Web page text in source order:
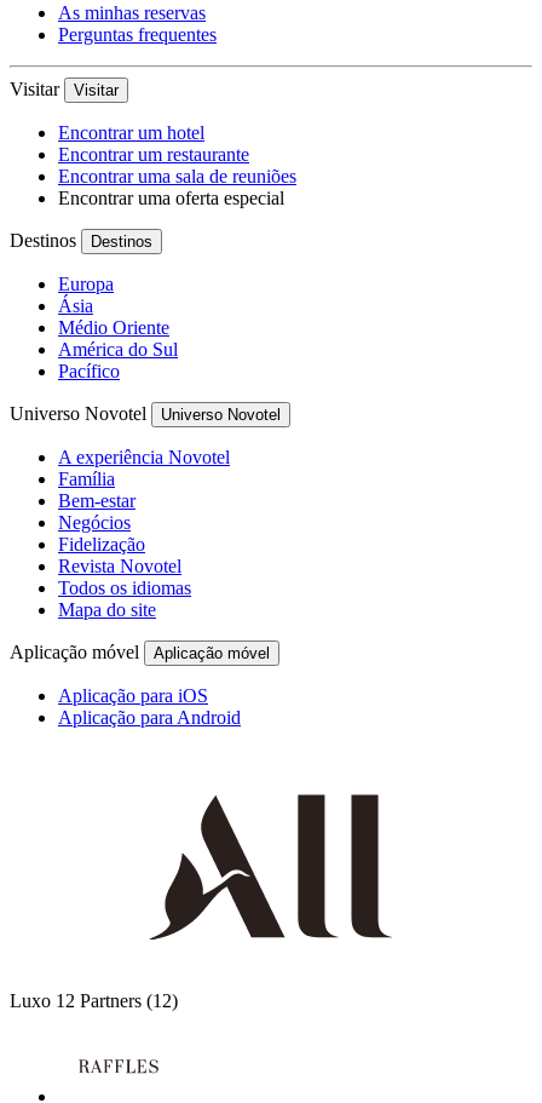
As minhas reservas
Perguntas frequentes
Visitar Visitar
Encontrar um hotel
Encontrar um restaurante
Encontrar uma sala de reuniões
Encontrar uma oferta especial
Destinos Destinos
Europa
Ásia
Médio Oriente
América do Sul
Pacífico
Universo Novotel Universo Novotel
A experiência Novotel
Família
Bem-estar
Negócios
Fidelização
Revista Novotel
Todos os idiomas
Mapa do site
Aplicação móvel Aplicação móvel
Aplicação para iOS
Aplicação para Android
Luxo 12 Partners (12)